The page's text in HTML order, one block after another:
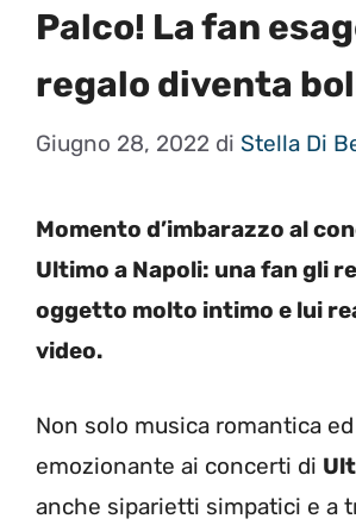
Palco! La fan
regalo diventa
Giugno 28, 2022 di Stella Di
Momento d’imbarazzo al
Ultimo a Napoli: una fan gli
oggetto molto intimo e lui
video.
Non solo musica romantica ed
emozionante ai concerti di
anche siparietti simpatici e a